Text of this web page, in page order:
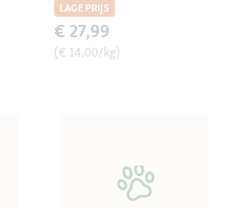
LAGE PRIJS
€ 27,99
(€ 14,00/kg)